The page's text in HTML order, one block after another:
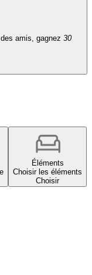
amis, gagnez 30
Éléments
Choisir les éléments
Choisir